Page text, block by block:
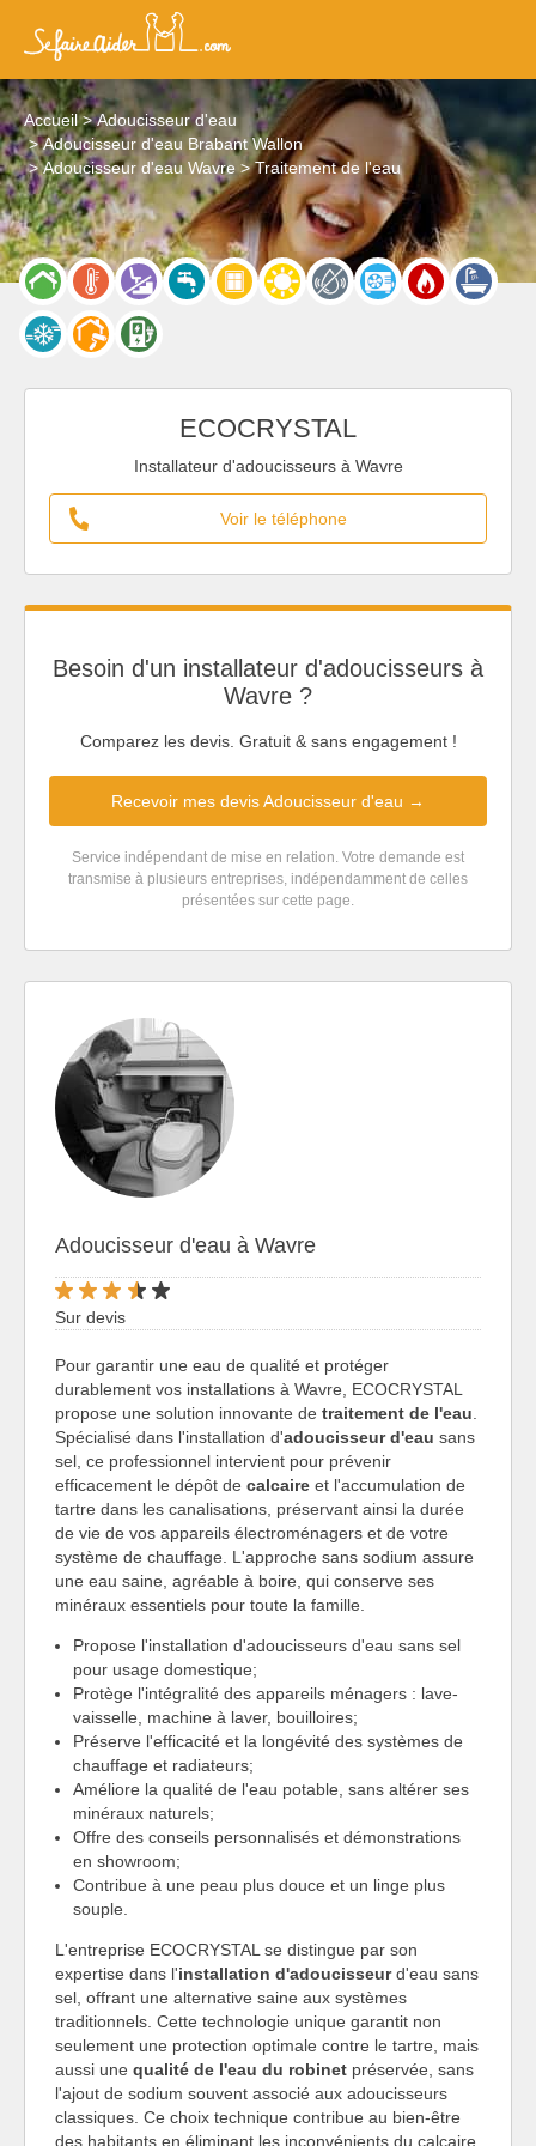
Accueil
Adoucisseur d'eau
Adoucisseur d'eau Brabant Wallon
Adoucisseur d'eau Wavre
Traitement de l'eau
ECOCRYSTAL
Installateur d'adoucisseurs à Wavre
Voir le téléphone
Besoin d'un installateur d'adoucisseurs à
Wavre ?
Comparez les devis. Gratuit & sans engagement !
Recevoir mes devis Adoucisseur d'eau →
Service indépendant de mise en relation. Votre demande est
transmise à plusieurs entreprises, indépendamment de celles
présentées sur cette page.
Adoucisseur d'eau à Wavre
Sur devis
Pour garantir une eau de qualité et protéger
durablement vos installations à Wavre, ECOCRYSTAL
propose une solution innovante de traitement de l'eau
Spécialisé dans l'installation d'adoucisseur d'eau sans
sel, ce professionnel intervient pour prévenir
efficacement le dépôt de calcaire et l'accumulation de
tartre dans les canalisations, préservant ainsi la durée
de vie de vos appareils électroménagers et de votre
système de chauffage. L'approche sans sodium assure
une eau saine, agréable à boire, qui conserve ses
minéraux essentiels pour toute la famille.
Propose l'installation d'adoucisseurs d'eau sans sel
pour usage domestique;
Protège l'intégralité des appareils ménagers : lave-
vaisselle, machine à laver, bouilloires;
Préserve l'efficacité et la longévité des systèmes de
chauffage et radiateurs;
Améliore la qualité de l'eau potable, sans altérer ses
minéraux naturels;
Offre des conseils personnalisés et démonstrations
en showroom;
Contribue à une peau plus douce et un linge plus
souple.
L'entreprise ECOCRYSTAL se distingue par son
expertise dans l'installation d'adoucisseurd'eau sans
sel, offrant une alternative saine aux systèmes
traditionnels. Cette technologie unique garantit non
seulement une protection optimale contre le tartre, mais
aussi une qualité de l'eau du robinet préservée, sans
l'ajout de sodium souvent associé aux adoucisseurs
classiques. Ce choix technique contribue au bien-être
des habitants en éliminant les inconvénients du calcaire